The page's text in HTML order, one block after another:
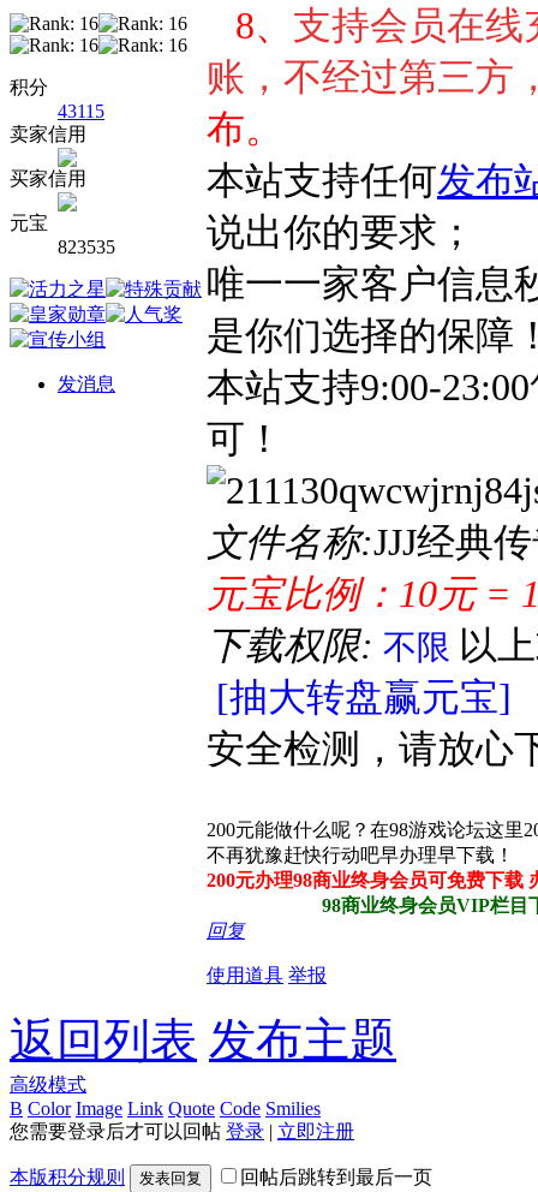
积分
43115
卖家信用
买家信用
元宝
823535
发消息
8、 支持会员在线
账，不经过第三方
布。
本站支持任何发布
说出你的要求；
唯一一家客户信息
是你们选择的保障
本站支持9:00-
可！
文件名称:JJJ经典
元宝比例：10元 =
下载权限: 不限 以
[抽大转盘赢元宝]
安全检测，请放心
200元能做什么呢？在98游戏论坛这里
不再犹豫赶快行动吧早办理早下载！
200元办理98商业终身会员可免费下载
98商业终身会员VIP栏目下所有
回复
使用道具 举报
返回列表 发布主题
高级模式
B Color Image Link Quote Code Smilies
您需要登录后才可以回帖 登录 | 立即注册
本版积分规则 发表回复 回帖后跳转到最后一页